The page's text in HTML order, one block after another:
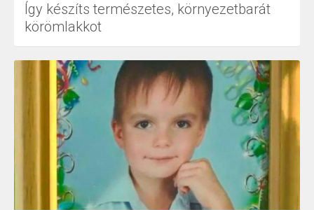
Így készíts természetes, környezetbarát
körömlakkot